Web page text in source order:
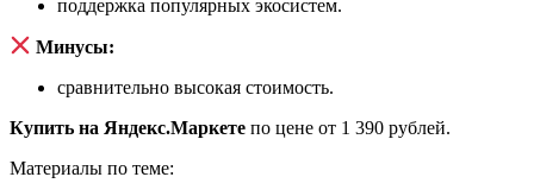
поддержка популярных экосистем.
Минусы:
сравнительно высокая стоимость.
Купить на Яндекс.Маркете по цене от 1 390 рублей.
Материалы по теме: